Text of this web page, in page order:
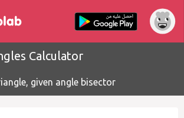
Calculator
given angle bisector